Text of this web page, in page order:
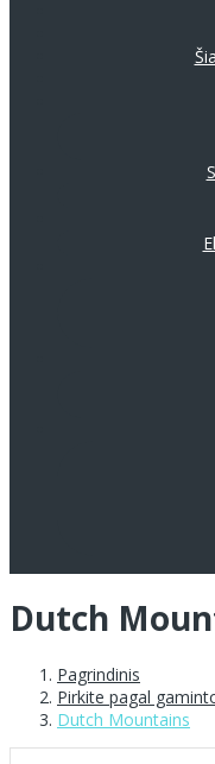
Dutch
Pagrindinis
Pirkite pagal
Dutch Mountains